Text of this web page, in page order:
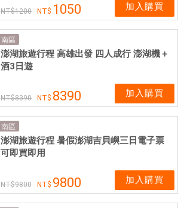
1200 1050 加入購買
南區
澎湖旅遊行程 高雄出發 四人成行 澎湖機＋
酒3日遊
8390 8390 加入購買
南區
澎湖旅遊行程 暑假澎湖吉貝嶼三日電子票
可即買即用
9800 9800 加入購買